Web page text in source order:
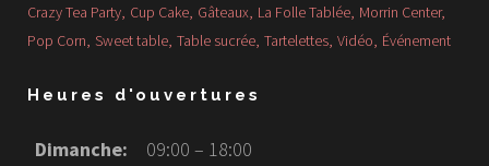
Crazy Tea Party Cup Cake Gâteaux La Folle Tablée Morrin Center
Pop Corn Sweet table Table sucrée Tartelettes Vidéo Événement
Heures d'ouvertures
Dimanche:
09:00 – 18:00